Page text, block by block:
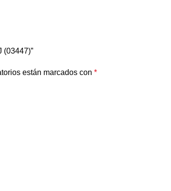
(03447)”
están marcados con *